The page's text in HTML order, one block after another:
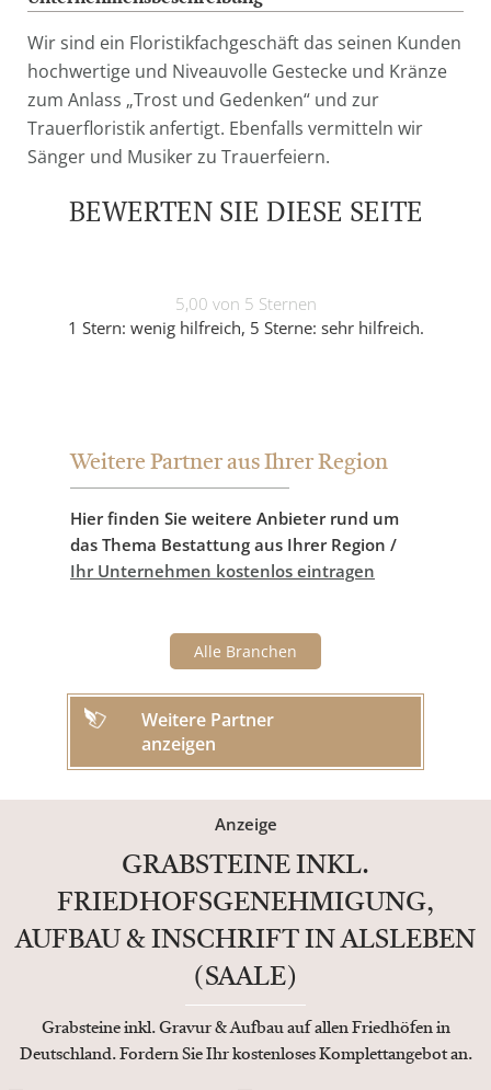
Wir sind ein Floristikfachgeschäft das seinen Kunden
hochwertige und Niveauvolle Gestecke und Kränze
zum Anlass „Trost und Gedenken“ und zur
Trauerfloristik anfertigt. Ebenfalls vermitteln wir
Sänger und Musiker zu Trauerfeiern.
BEWERTEN SIE DIESE SEITE
5,00 von 5 Sternen
1 Stern: wenig hilfreich, 5 Sterne: sehr hilfreich.
Weitere Partner aus Ihrer Region
Hier finden Sie weitere Anbieter rund um
das Thema Bestattung aus Ihrer Region /
Ihr Unternehmen kostenlos eintragen
Alle Branchen
Weitere Partner
anzeigen
Anzeige
GRABSTEINE INKL.
FRIEDHOFSGENEHMIGUNG,
AUFBAU & INSCHRIFT IN ALSLEBEN
(SAALE)
Grabsteine inkl. Gravur & Aufbau auf allen Friedhöfen in
Deutschland. Fordern Sie Ihr kostenloses Komplettangebot an.